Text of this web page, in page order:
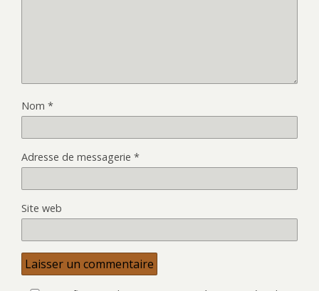
Nom *
Adresse de messagerie *
Site web